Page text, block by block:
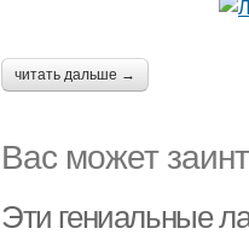
читать дальше →
Вас может
Эти гениальные